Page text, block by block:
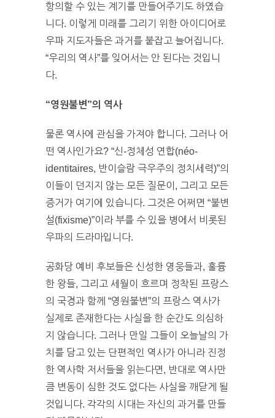
항의할 수 있는 계기를 만들어주기도 하였습
니다. 이렇게 미래를 그리기 위한 아이디어로
우파 지도자들은 과거를 붙잡고 늘어집니다.
“우리의 역사”를 잊어서는 안 된다는 것입니
다.
“영원불변”의 역사
물론 역사에 관심을 가져야 합니다. 그러나 어
떤 역사인가요? “신-정체성 연합(néo-
identitaires, 반이슬람 극우주의 정치세력)”의
이들이 던지지 않는 모든 질문이, 그리고 모든
증거가 여기에 있습니다. 그것은 어쩌면 “불변
설(fixisme)”이라 부를 수 있을 병에서 비롯된
우파의 드라마입니다.
공화당 예비 후보들은 신성한 영웅들과, 훌륭
한 왕들, 그리고 세월이 흐르며 정착된 프랑스
의 국경과 함께 “영원불변”의 프랑스 역사가
실제로 존재한다는 사실을 한 순간도 의심하
지 않습니다. 그러나 만일 그들이 오늘날의 가
치를 담고 있는 단편적인 역사가 아니라 진정
한 역사학 저서들을 읽는다면, 반대로 역사만
큼 변동이 심한 것도 없다는 사실을 깨닫게 될
것입니다. 각각의 시대는 자신의 과거를 만들